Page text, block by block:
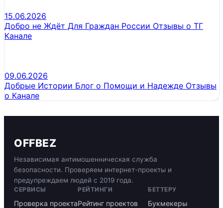
15.06.2026
Добро не Ждёт Для Граждан России Отзывы о ТГ
Канале
09.06.2026
Добрые Истории Блог о Помощи и Надежде Отзывы
о Канале
OFFBEZ
Независимая антимошенническая служба
безопасности. Проверяем интернет-проекты и
предупреждаем людей с 2019 года.
СЕРВИСЫ
Проверка проекта
РЕЙТИНГИ
Рейтинг проектов
БЕТТЕРУ
Букмекеры